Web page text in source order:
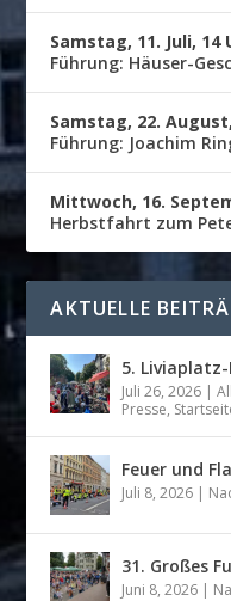
Samstag, 11. Juli, 14
Führung: Häuser-
Samstag, 22.
Führung: Joachim
Mittwoch, 16.
Herbstfahrt zum
AKTUELLE
5.
Juli 26, 2026 |
Presse,
Feuer und
Juli 8, 2026 |
31. Großes
Juni 8, 2026 |